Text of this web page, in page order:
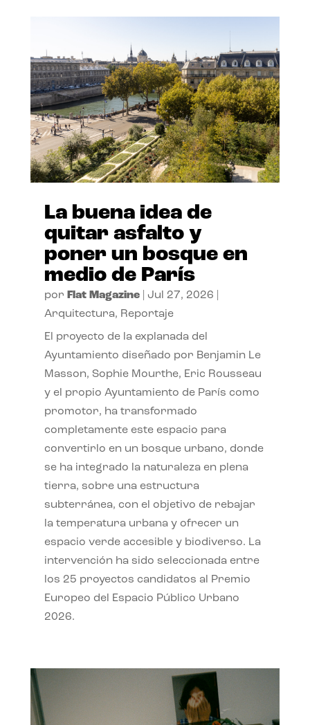
La buena idea de
quitar asfalto y
poner un bosque en
medio de París
por Flat Magazine| Jul 27, 2026
Arquitectura, Reportaje
El proyecto de la explanada del
Ayuntamiento diseñado por Benjamin Le
Masson, Sophie Mourthe, Eric Rousseau
y el propio Ayuntamiento de París como
promotor, ha transformado
completamente este espacio para
convertirlo en un bosque urbano, donde
se ha integrado la naturaleza en plena
tierra, sobre una estructura
subterránea, con el objetivo de rebajar
la temperatura urbana y ofrecer un
espacio verde accesible y biodiverso. La
intervención ha sido seleccionada entre
los 25 proyectos candidatos al Premio
Europeo del Espacio Público Urbano
2026.